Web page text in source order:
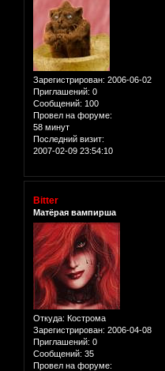
Зарегистрирован: 2006-06-02
Приглашений: 0
Сообщений: 100
Провел на форуме:
58 минут
Последний визит:
2007-02-09 23:54:10
Bitter
Матёрая вампирша
Откуда: Кострома
Зарегистрирован: 2006-04-08
Приглашений: 0
Сообщений: 35
Провел на форуме: